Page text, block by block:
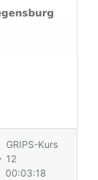
GRIPS-Kurs
12
00:03:18